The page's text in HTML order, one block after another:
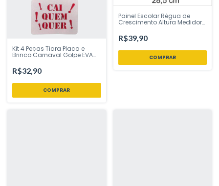
Kit 4 Peças Tiara Placa e
Brinco Carnaval Golpe EVA
Loja
R$32,90
Painel Escolar Régua de
Crescimento Altura Medidor
Piffer - Inspire sua Festa Loja
R$39,90